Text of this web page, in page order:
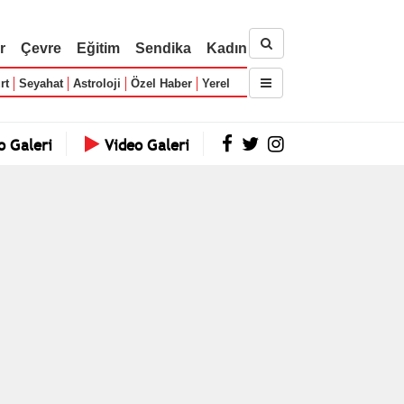
Çevre Eğitim Sendika Kadın
Seyahat Astroloji Özel Haber Yerel
Galeri Video Galeri